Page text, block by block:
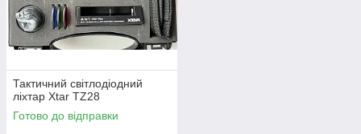
Тактичний світлодіодний
ліхтар Xtar TZ28
Готово до відправки